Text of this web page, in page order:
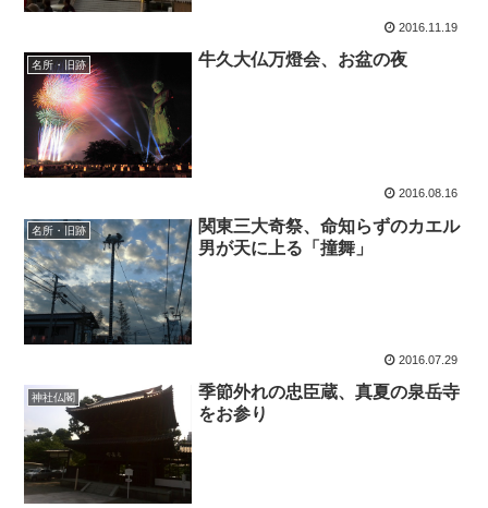
2016.11.19
名所・旧跡 牛久大仏万燈会、お盆の夜
2016.08.16
名所・旧跡
関東三大奇祭、命知らずのカエル
男が天に上る「撞舞」
2016.07.29
神社仏閣
季節外れの忠臣蔵、真夏の泉岳寺
をお参り